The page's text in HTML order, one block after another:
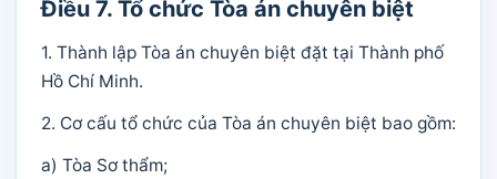
Điều 7. Tổ chức Tòa án chuyên biệt
1. Thành lập Tòa án chuyên biệt đặt tại Thành phố
Hồ Chí Minh.
2. Cơ cấu tổ chức của Tòa án chuyên biệt bao gồm:
a) Tòa Sơ thẩm;